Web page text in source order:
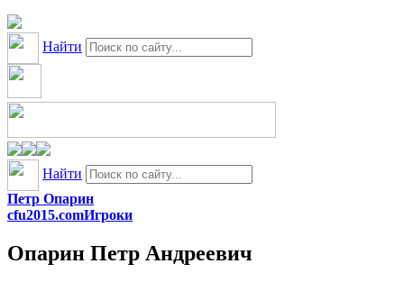
Найти
Найти
Петр Опарин
cfu2015.comИгроки
Опарин Петр Андреевич